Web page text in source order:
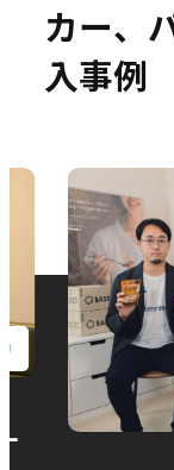
セミナー
カー、
入事例